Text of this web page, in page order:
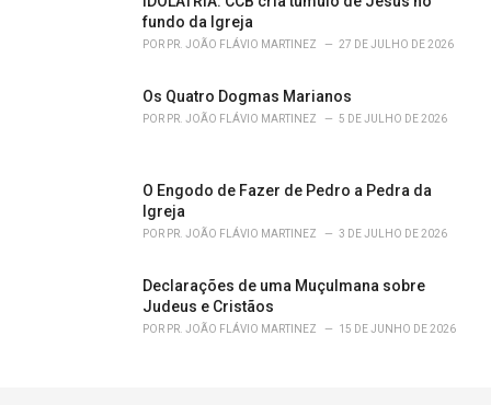
fundo da Igreja
POR PR. JOÃO FLÁVIO MARTINEZ 27 DE JULHO DE 2026
Os Quatro Dogmas Marianos
POR PR. JOÃO FLÁVIO MARTINEZ 5 DE JULHO DE 2026
O Engodo de Fazer de Pedro a Pedra da
Igreja
POR PR. JOÃO FLÁVIO MARTINEZ 3 DE JULHO DE 2026
Declarações de uma Muçulmana sobre
Judeus e Cristãos
POR PR. JOÃO FLÁVIO MARTINEZ 15 DE JUNHO DE 2026